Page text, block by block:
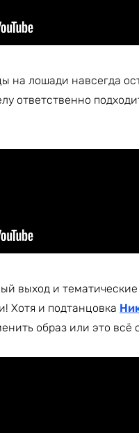
на лошади навсегда
ответственно
выход и
Хотя и подтанцовка
образ или это